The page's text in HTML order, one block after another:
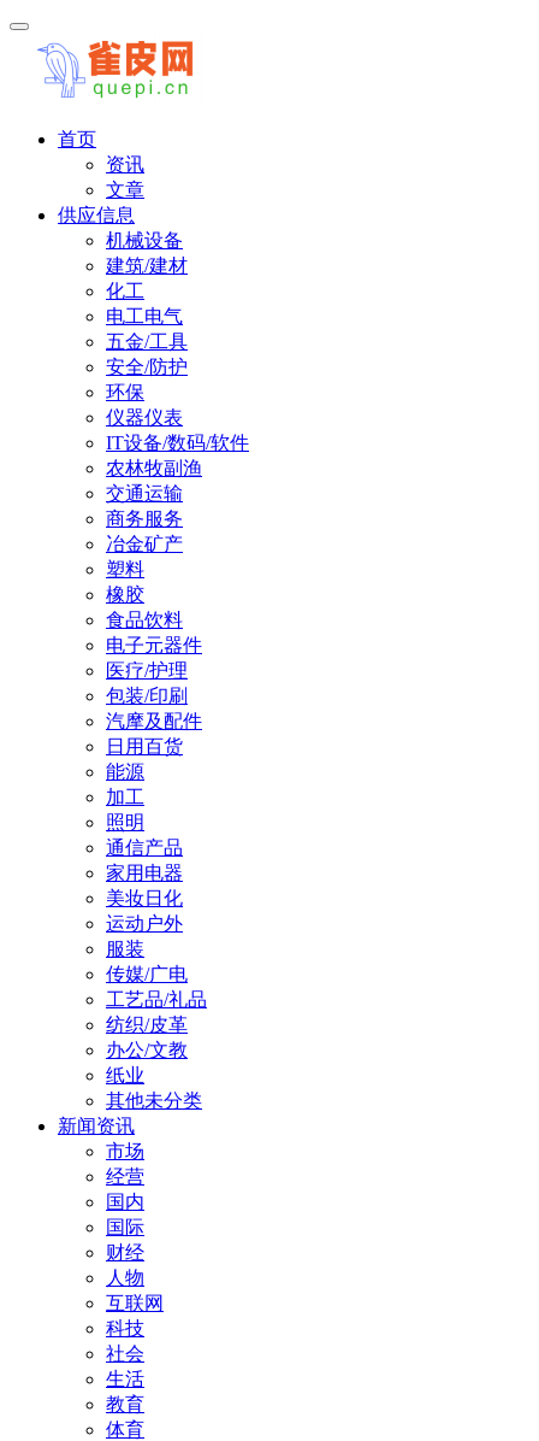
首页
资讯
文章
供应信息
机械设备
建筑/建材
化工
电工电气
五金/工具
安全/防护
环保
仪器仪表
IT设备/数码/软件
农林牧副渔
交通运输
商务服务
冶金矿产
塑料
橡胶
食品饮料
电子元器件
医疗/护理
包装/印刷
汽摩及配件
日用百货
能源
加工
照明
通信产品
家用电器
美妆日化
运动户外
服装
传媒/广电
工艺品/礼品
纺织/皮革
办公/文教
纸业
其他未分类
新闻资讯
市场
经营
国内
国际
财经
人物
互联网
科技
社会
生活
教育
体育